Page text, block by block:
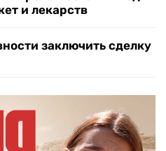
и лекарств
заключить сделку